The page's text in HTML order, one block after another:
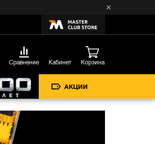
Сравнение Кабинет Корзина
АКЦИИ